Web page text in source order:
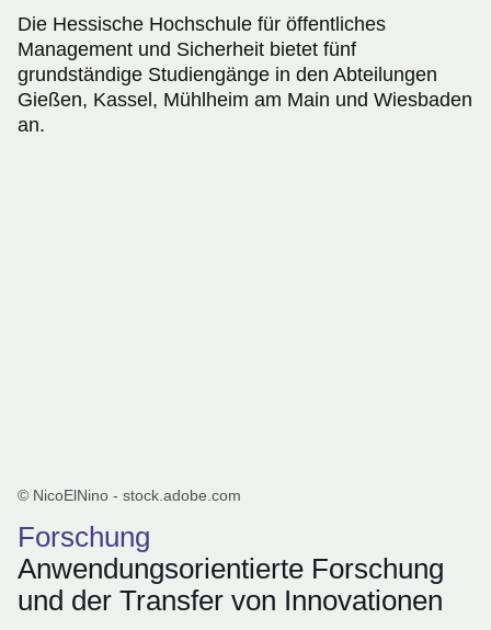
Die Hessische Hochschule für öffentliches
Management und Sicherheit bietet fünf
grundständige Studiengänge in den Abteilungen
Gießen, Kassel, Mühlheim am Main und Wiesbaden
an.
© NicoElNino - stock.adobe.com
Forschung
Anwendungsorientierte Forschung
und der Transfer von Innovationen